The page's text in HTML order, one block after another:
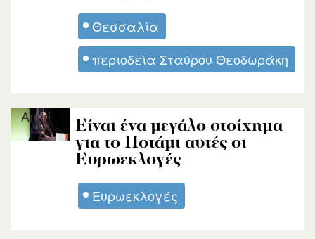
Θεσσαλία
περιοδεία Σταύρου Θεοδωράκη
Είναι ένα μεγάλο στοίχημα
για το Ποτάμι αυτές οι
Ευρωεκλογές
Ευρωεκλογές
Andri